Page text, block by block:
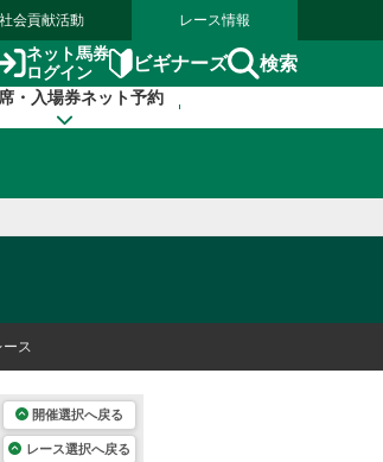
社会貢献活動 レース情報
ネット馬券
ログイン
ビギナーズ 検索
・入場券ネット予約
ス
開催選択へ戻る
レース選択へ戻る